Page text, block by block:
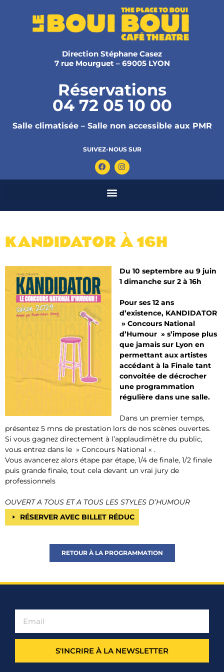
Direction Stéphane Casez
7 rue Mourguet – 69005 LYON
Réservations
04 72 05 10 00
Salle climatisée – Salle non accessible aux PMR
SUIVEZ-NOUS SUR
KANDIDATOR À 16H
Du 10 septembre au 9 juin
1 dimanche sur 2 à 16h
Pour ses 12 ans
d’existence, KANDIDATOR
» Concours National
d’Humour » s’impose plus
que jamais sur Lyon en
permettant aux artistes
accédant à la Finale tant
convoitée de décrocher
une programmation
régulière dans une salle.
Dans un premier temps,
présentez 5 mns de prestation lors de nos scènes ouvertes.
Si vous gagnez directement à l’applaudimètre du public,
vous entrez dans le » Concours National « .
Vous avancerez alors étape par étape, 1/4 de finale, 1/2 finale
puis grande finale, tout cela devant un vrai jury de
professionnels
OUVERT A TOUS ET A TOUS LES STYLES D’HUMOUR
RÉSERVER AVEC BILLET RÉDUC
RETOUR À LA PROGRAMMATION
S'INCRIRE À LA NEWSLETTER